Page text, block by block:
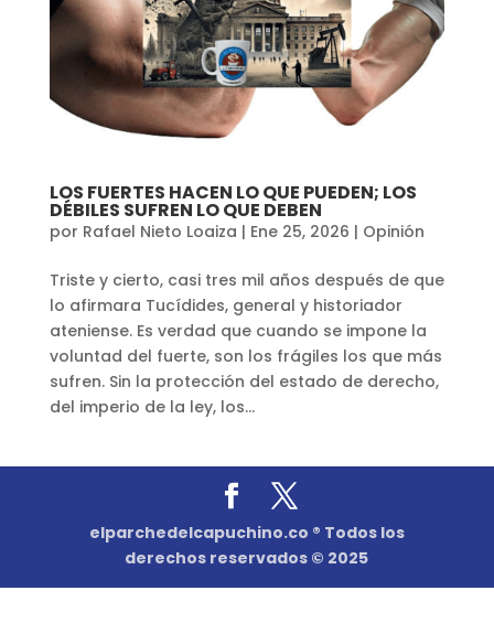
LOS FUERTES HACEN LO QUE PUEDEN; LOS
DÉBILES SUFREN LO QUE DEBEN
por Rafael Nieto Loaiza | Ene 25, 2026 | Opinión
Triste y cierto, casi tres mil años después de que
lo afirmara Tucídides, general y historiador
ateniense. Es verdad que cuando se impone la
voluntad del fuerte, son los frágiles los que más
sufren. Sin la protección del estado de derecho,
del imperio de la ley, los...
elparchedelcapuchino.co ® Todos los
derechos reservados © 2025